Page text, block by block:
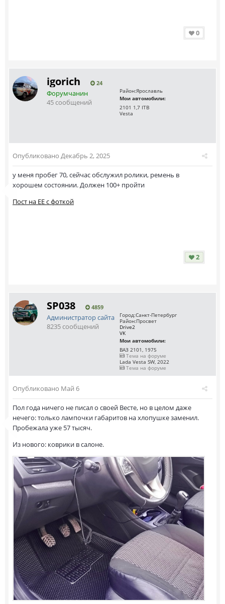
0
igorich 24
Форумчанин
45 сообщений
Район:Ярославль
Мои автомобили:
2101 1,7 ITB
Vesta
Опубликовано Декабрь 2, 2025
у меня пробег 70, сейчас обслужил ролики, ремень в
хорошем состоянии. Должен 100+ пройти
Пост на ЕЕ с фоткой
2
SP038 4859
Администратор сайта
8235 сообщений
Город:Санкт-Петербург
Район:Просвет
Drive2
VK
Мои автомобили:
ВАЗ 2101, 1975
Тема на форуме
Lada Vesta SW, 2022
Тема на форуме
Опубликовано Май 6
Пол года ничего не писал о своей Весте, но в целом даже
нечего: только лампочки габаритов на хлопушке заменил.
Пробежала уже 57 тысяч.
Из нового: коврики в салоне.